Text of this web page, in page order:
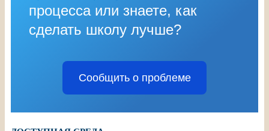
процесса или знаете, как
сделать школу лучше?
Сообщить о проблеме